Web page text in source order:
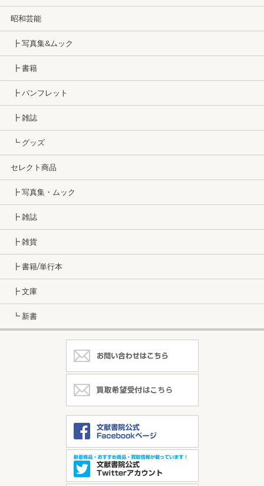
昭和芸能
┣ 写真集&ムック
┣ 書籍
┣ パンフレット
┣ 雑誌
┗ グッズ
セレクト商品
┣ 写真集・ムック
┣ 雑誌
┣ 雑貨
┣ 書籍/単行本
┣ 文庫
┗ 新書